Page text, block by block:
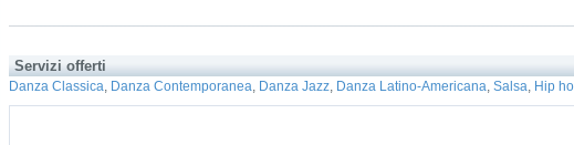
Servizi offerti
Danza Classica Danza Contemporanea Danza Jazz Danza Latino-Americana Salsa Hip